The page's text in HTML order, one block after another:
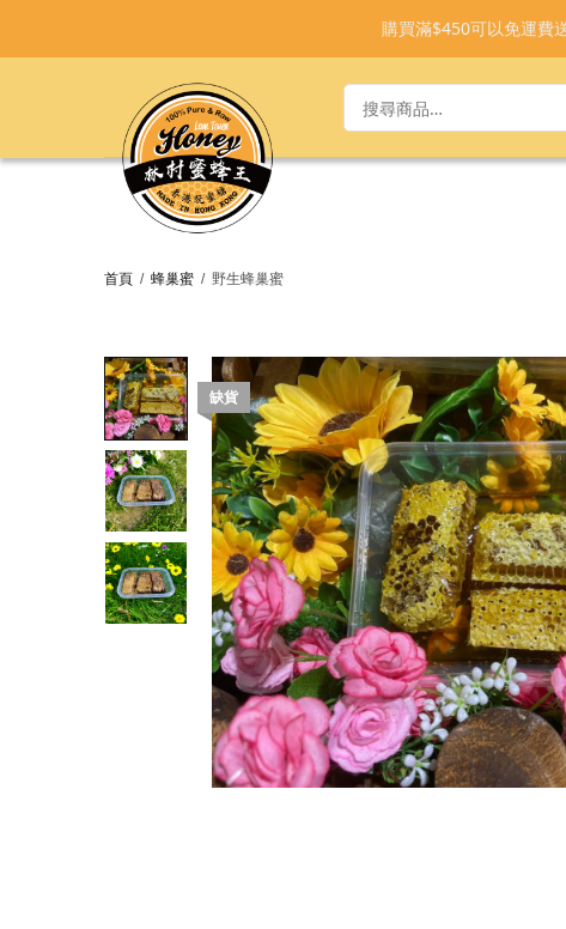
首頁 / 蜂巢蜜 / 野生蜂巢蜜
缺貨
購買滿$450可以免運費